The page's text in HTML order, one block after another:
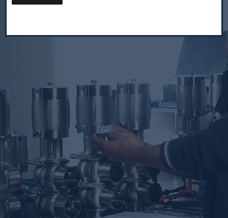
Entretien